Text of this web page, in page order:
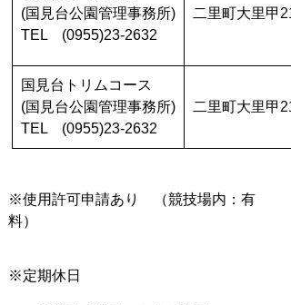
(国見台公園管理事務所)
TEL (0955)23-2632
二里町大里甲
国見台トリムコース
(国見台公園管理事務所)
TEL (0955)23-2632
二里町大里甲
※使用許可申請あり （競技場内：有
料）
※定期休日